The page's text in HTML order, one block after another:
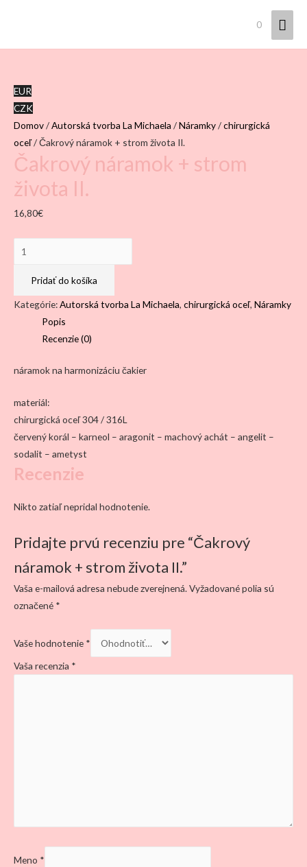
0
EUR
CZK
Domov/Autorská tvorba La Michaela /Náramky/chirurgická
oceľ/ Čakrový náramok + strom života II.
Čakrový náramok + strom
života II.
16,80€
množstvo
Čakrový
náramok
+
Pridať do košíka
Kategórie:Autorská tvorba La Michaela, chirurgická oceľ, Náramky
Popis
Recenzie (0)
náramok na harmonizáciu čakier
materiál:
chirurgická oceľ 304 / 316L
červený korál – karneol – aragonit – machový achát – angelit –
sodalit – ametyst
Recenzie
Nikto zatiaľ nepridal hodnotenie.
Pridajte prvú recenziu pre “Čakrový
náramok + strom života II.”
Vaša e-mailová adresa nebude zverejnená. Vyžadované polia sú
označené *
Vaše hodnotenie *
Vaša recenzia *
Meno *